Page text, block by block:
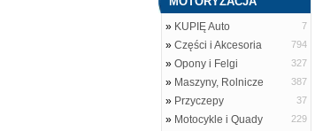
» KUPIĘ Auto 7
» Części i Akcesoria 794
» Opony i Felgi 327
» Maszyny, Rolnicze 387
» Przyczepy 37
» Motocykle i Quady 229